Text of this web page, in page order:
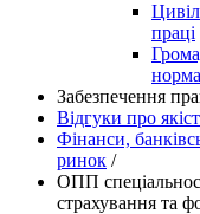
праці
Забезпечення
Відгуки про
Фінанси,
ринок /
ОПП
страхування та